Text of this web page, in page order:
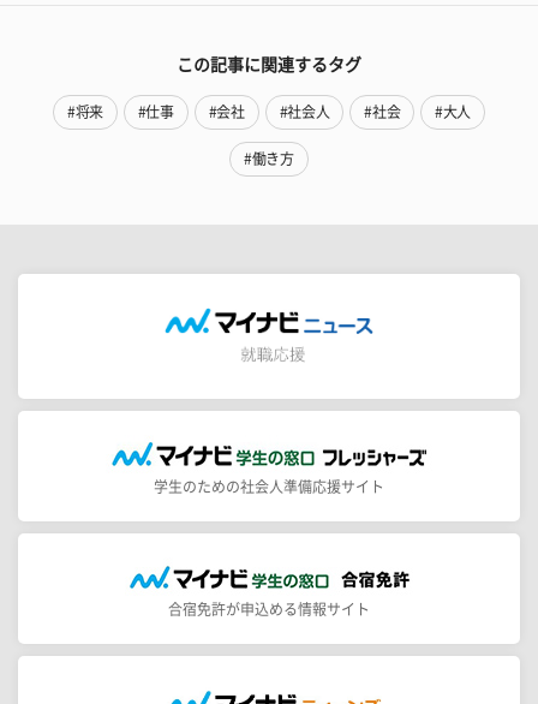
この記事に関連するタグ
#将来 #仕事 #会社 #社会人 #社会 #大人
#働き方
学生のための社会人準備応援サイト
合宿免許が申込める情報サイト